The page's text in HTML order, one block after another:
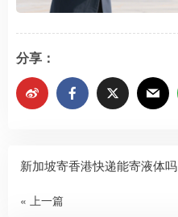
分享：
新加坡寄香港快递能寄液体吗
« 上一篇